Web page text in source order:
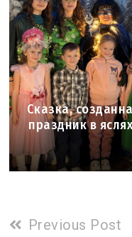
Сказка,
праздник в
ReadPrevious Post